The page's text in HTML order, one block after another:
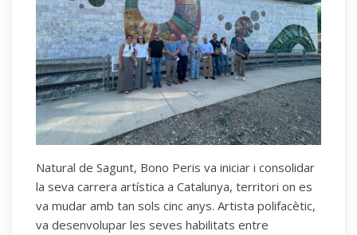
Natural de Sagunt, Bono Peris va iniciar i consolidar
la seva carrera artística a Catalunya, territori on es
va mudar amb tan sols cinc anys. Artista polifacètic,
va desenvolupar les seves habilitats entre